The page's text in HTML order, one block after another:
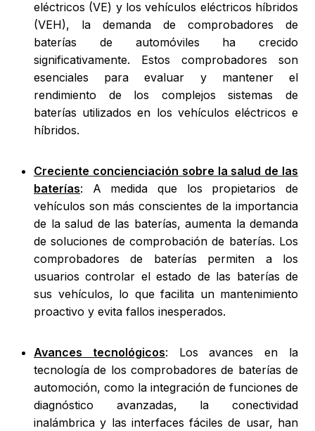
eléctricos (VE) y los vehículos eléctricos híbridos
(VEH), la demanda de comprobadores de
baterías de automóviles ha crecido
significativamente. Estos comprobadores son
esenciales para evaluar y mantener el
rendimiento de los complejos sistemas de
baterías utilizados en los vehículos eléctricos e
híbridos.
Creciente concienciación sobre la salud de las
baterías: A medida que los propietarios de
vehículos son más conscientes de la importancia
de la salud de las baterías, aumenta la demanda
de soluciones de comprobación de baterías. Los
comprobadores de baterías permiten a los
usuarios controlar el estado de las baterías de
sus vehículos, lo que facilita un mantenimiento
proactivo y evita fallos inesperados.
Avances tecnológicos: Los avances en la
tecnología de los comprobadores de baterías de
automoción, como la integración de funciones de
diagnóstico avanzadas, la conectividad
inalámbrica y las interfaces fáciles de usar, han